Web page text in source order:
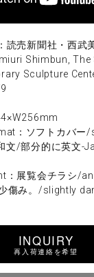
読売新聞社・西武
Shimbun, The
Sculpture
：ソフトカバー
文/部分的に英文-
：展覧会チラシ/
傷み。/slightly
INQUIRY
再入荷連絡を希望